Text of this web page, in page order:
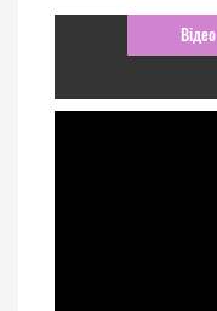
Відео